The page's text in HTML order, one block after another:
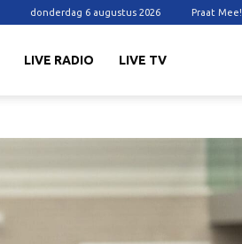
donderdag 6 augustus 2026 Praat Mee!
LIVE RADIO LIVE TV